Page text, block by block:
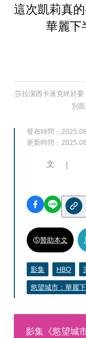
這次凱莉真
華麗下
莎拉潔西卡派克終於
別
發布時間：
更新時間：
文
贊助本文
影集 HBO
慾望城市：華麗
影集《慾望城